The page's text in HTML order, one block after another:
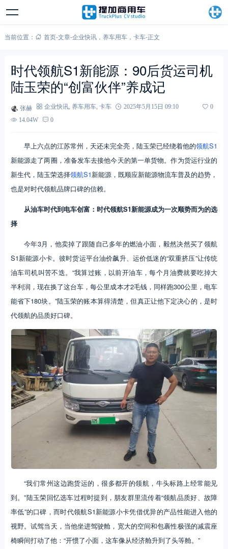
当前位置： 首页-文章-企业快讯， 养车用车， 卡车-正文
时代领航S1新能源：90后货运司机
陆玉荣的“创富伙伴”养成记
张赫 企业快讯, 养车用车, 卡车 2025年5月15日 09:10
0
14.04W
0
早上六点的江苏常州，天还未完全亮，陆玉荣已经绕着他的领航S1
新能源走了两圈，准备发车去接他今天的第一单货物。作为货运行业的
新生代，陆玉荣选择领航S1新能源，既顺应新能源物流车普及的趋势，
也是对时代领航品牌口碑的信赖。
从油车时代到电车创富：时代领航S1新能源成为一次顺势而为的选
择
今年3月，他卖掉了跟随自己多年的燃油小面，毅然决然买了领航
S1新能源小卡。彼时货运平台油价飙升、运价低迷的“双重挤压”让传统
油车司机叫苦不迭。“我算过账，以前开油车，每个月油费就要吃掉大
半利润，现在换了这台车，每公里成本才2毛钱，同样跑300公里，电车
能省下180块。”陆玉荣的账本算得清楚，但真正让他下定决心的，是时
代领航的品质好口碑。
“我们常州这边跑货运的，很多都开的领航，牛头标路上经常能见
到。”陆玉荣回忆选车过程时提到，朋友群里流传着“领航品质好、故障
率低”的口碑，而时代领航S1新能源小卡凭借优异的产品性能进入他的
视野。试驾当天，当他坐进驾驶舱，宽大的空间和包裹性极强的减震座
椅瞬间打动了他：“开惯了小面，这车像从经济舱升到了头等舱。”